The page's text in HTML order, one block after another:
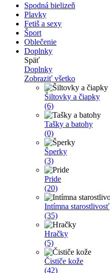
Spodná bielizeň
Plavky
Fetiš a sexy
Šport
Oblečenie
Doplnky
Späť
Doplnky
Zobraziť všetko
Šiltovky a čiapky
(6)
Tašky a batohy
(0)
Šperky
(3)
Pride
(20)
Intímna starostlivosť
(35)
Hračky
(5)
Čističe kože
(42)